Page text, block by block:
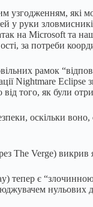
які
у руки
на Microsoft
за потреби
рамок
Nightmare
того, як були
оскільки воно,
Verge) викрив
тепер є
нульових